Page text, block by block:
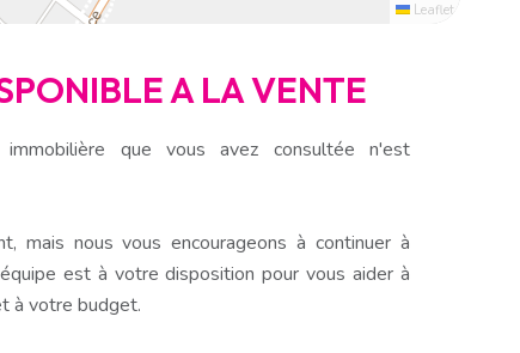
Leaflet
A LA VENTE
que vous avez consultée n'est
mais nous vous encourageons à continuer à
est à votre disposition pour vous aider à
à votre budget.